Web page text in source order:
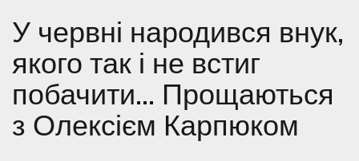
У червні народився внук,
якого так і не встиг
побачити… Прощаються
з Олексієм Карпюком